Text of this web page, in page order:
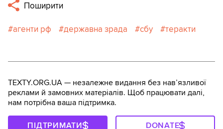
Поширити
агенти рф державна зрада сбу теракти
TEXTY.ORG.UA — незалежне видання без навʼязливої
реклами й замовних матеріалів. Щоб працювати далі,
нам потрібна ваша підтримка.
ПІДТРИМАТИ DONATE